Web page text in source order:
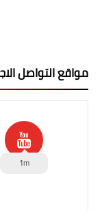
مواقع التواصل
1m